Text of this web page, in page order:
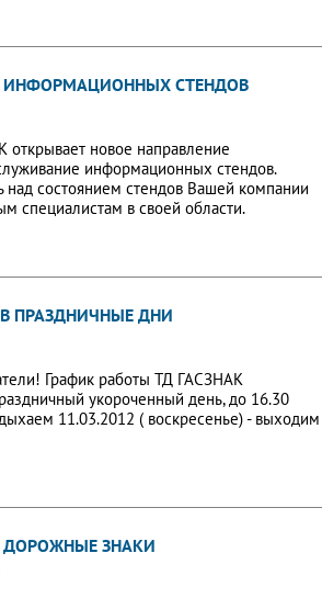
ИНФОРМАЦИОННЫХ СТЕНДОВ
новое направление
информационных стендов.
над состоянием стендов Вашей компании
специалистам в своей области.
ПРАЗДНИЧНЫЕ ДНИ
График работы ТД ГАСЗНАК
укороченный день, до 16.30
11.03.2012 ( воскресенье) - выходим
ЗНАКИ